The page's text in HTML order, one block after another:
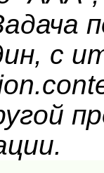
с